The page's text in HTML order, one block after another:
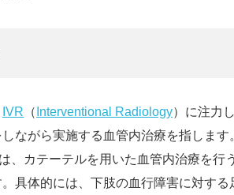
IVR （ Interventional Radiology）に注力
ながら実施する血管内治療を指します
、カテーテルを用いた血管内治療を
具体的には、下肢の血行障害に対す